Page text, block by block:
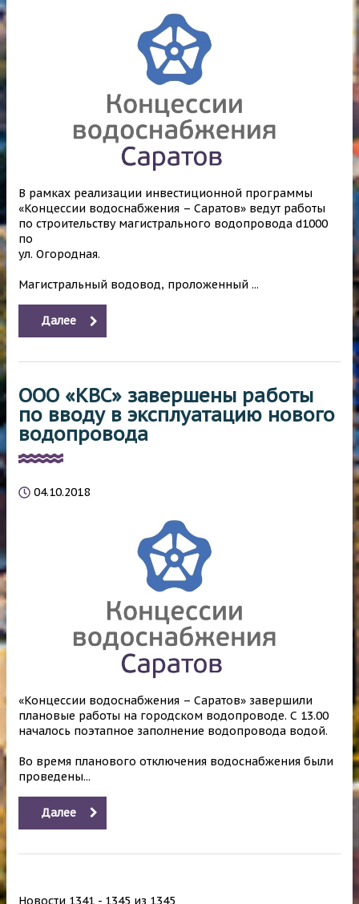
В рамках реализации инвестиционной программы
«Концессии водоснабжения – Саратов» ведут работы
по строительству магистрального водопровода d1000
по
ул. Огородная.
Магистральный водовод, проложенный ...
Далее
ООО «КВС» завершены работы
по вводу в эксплуатацию нового
водопровода
04.10.2018
«Концессии водоснабжения – Саратов» завершили
плановые работы на городском водопроводе. С 13.00
началось поэтапное заполнение водопровода водой.
Во время планового отключения водоснабжения были
проведены...
Далее
Новости 1341 - 1345 из 1345